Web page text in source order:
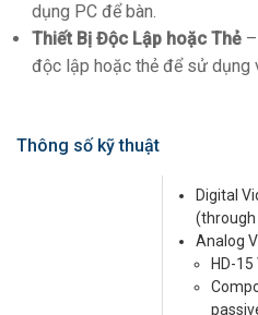
dụng PC để bàn.
Thiết Bị Độc Lập hoặc Thẻ
độc lập hoặc thẻ để sử dụng
Thông số kỹ thuật
Digital
Analog
HD-